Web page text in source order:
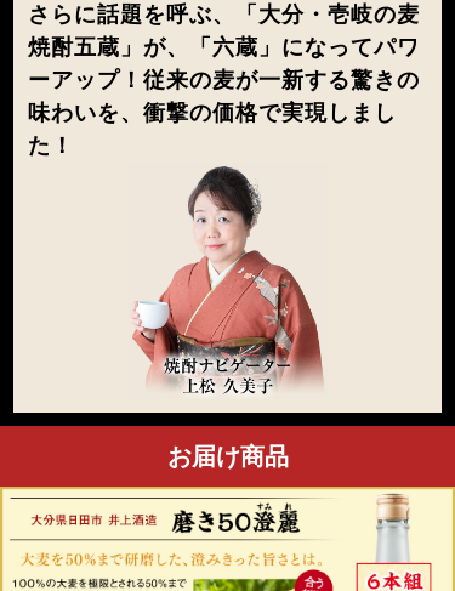
さらに話題を呼ぶ、「大分・壱岐の麦
焼酎五蔵」が、「六蔵」になってパワ
ーアップ！従来の麦が一新する驚きの
味わいを、衝撃の価格で実現しまし
た！
お届け商品